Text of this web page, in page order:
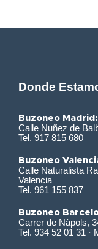
Donde
Buzoneo Madrid:
Calle Nuñez de
Tel. 917 815 680
Buzoneo
Calle Naturalista
Valencia
Tel. 961 155 837
Buzoneo
Carrer de Nàpols,
Tel. 934 52 01 31 ·